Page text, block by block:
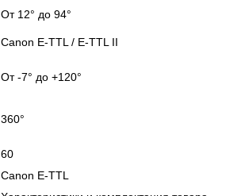
От 12° до 94°
Canon E-TTL / E-TTL II
От -7° до +120°
360°
60
Canon E-TTL